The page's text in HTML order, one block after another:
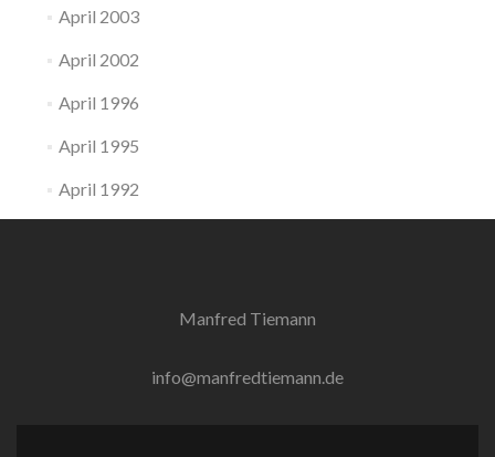
April 2003
April 2002
April 1996
April 1995
April 1992
Manfred Tiemann
info@manfredtiemann.de